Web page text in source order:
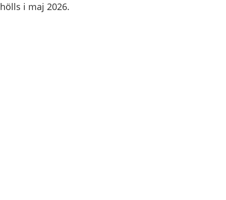
hölls i maj 2026.